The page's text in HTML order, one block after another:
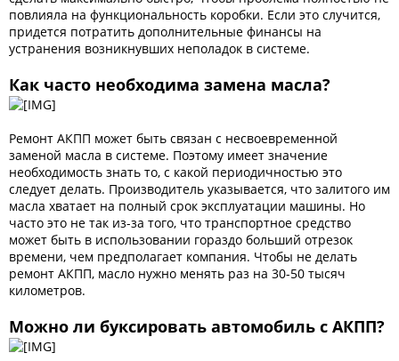
повлияла на функциональность коробки. Если это случится,
придется потратить дополнительные финансы на
устранения возникнувших неполадок в системе.
Как часто необходима замена масла?
Ремонт АКПП может быть связан с несвоевременной
заменой масла в системе. Поэтому имеет значение
необходимость знать то, с какой периодичностью это
следует делать. Производитель указывается, что залитого им
масла хватает на полный срок эксплуатации машины. Но
часто это не так из-за того, что транспортное средство
может быть в использовании гораздо больший отрезок
времени, чем предполагает компания. Чтобы не делать
ремонт АКПП, масло нужно менять раз на 30-50 тысяч
километров.
Можно ли буксировать автомобиль с АКПП?